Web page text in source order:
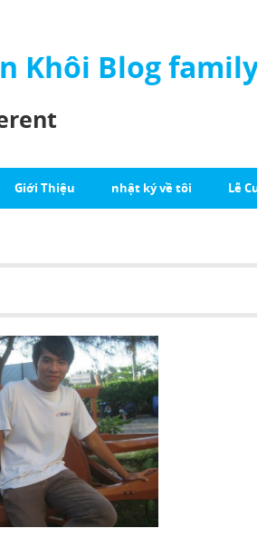
Khôi Blog
Giới Thiệu nhật ký về tôi Lễ